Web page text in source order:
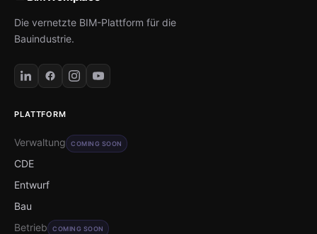
Die vernetzte BIM-Plattform für die
Bauindustrie.
PLATTFORM
Verwaltung COMING SOON
CDE
Entwurf
Bau
Betrieb
COMING SOON